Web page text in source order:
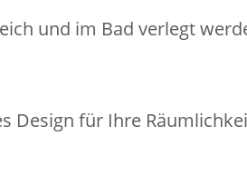
und im Bad verlegt
Design für Ihre